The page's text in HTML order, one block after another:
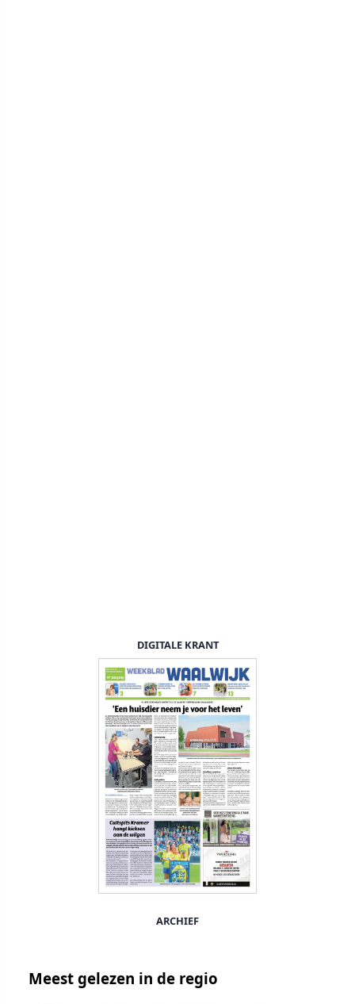
DIGITALE KRANT
ARCHIEF
Meest gelezen in de regio